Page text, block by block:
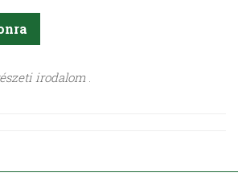
irodalom .